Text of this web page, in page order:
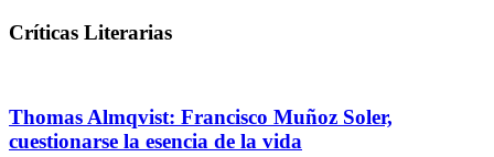
Críticas Literarias
Thomas Almqvist: Francisco Muñoz Soler,
cuestionarse la esencia de la vida